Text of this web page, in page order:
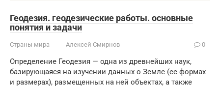
Геодезия. геодезические работы. основные
понятия и задачи
Страны мира Алексей Смирнов 0
Определение Геодезия — одна из древнейших наук,
базирующаяся на изучении данных о Земле (ее формах
и размерах), размещенных на ней объектах, а также